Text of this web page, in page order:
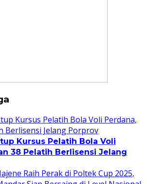
Kursus Pelatih Bola Voli
38 Pelatih Berlisensi Jelang